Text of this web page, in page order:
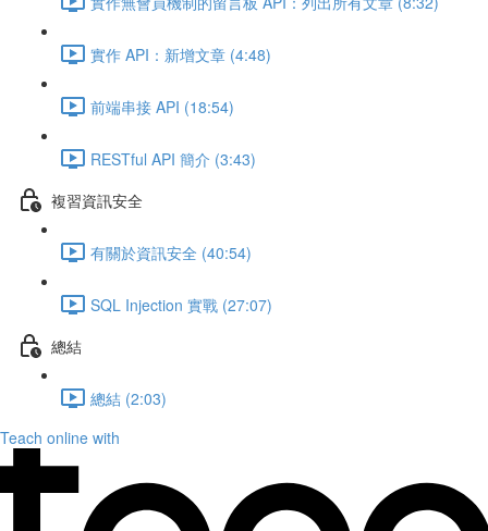
實作 API：新增文章 (4:48)
前端串接 API (18:54)
RESTful API 簡介 (3:43)
複習資訊安全
有關於資訊安全 (40:54)
SQL Injection 實戰 (27:07)
總結
總結 (2:03)
Teach online with